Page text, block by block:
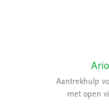
Aantrekhulp
met open